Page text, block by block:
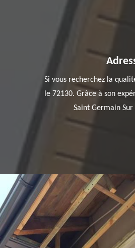
Si vous recherchez la
le 72130. Grâce à son
Saint Germain